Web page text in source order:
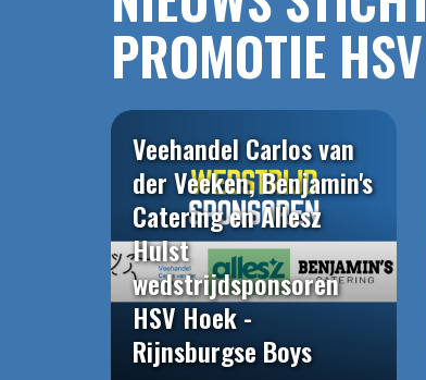
PROMOTIE
Veehandel Carlos van
der Veeken, Benjamin's
Catering en Allesz
Hulst
wedstrijdsponsoren
HSV Hoek -
Rijnsburgse Boys